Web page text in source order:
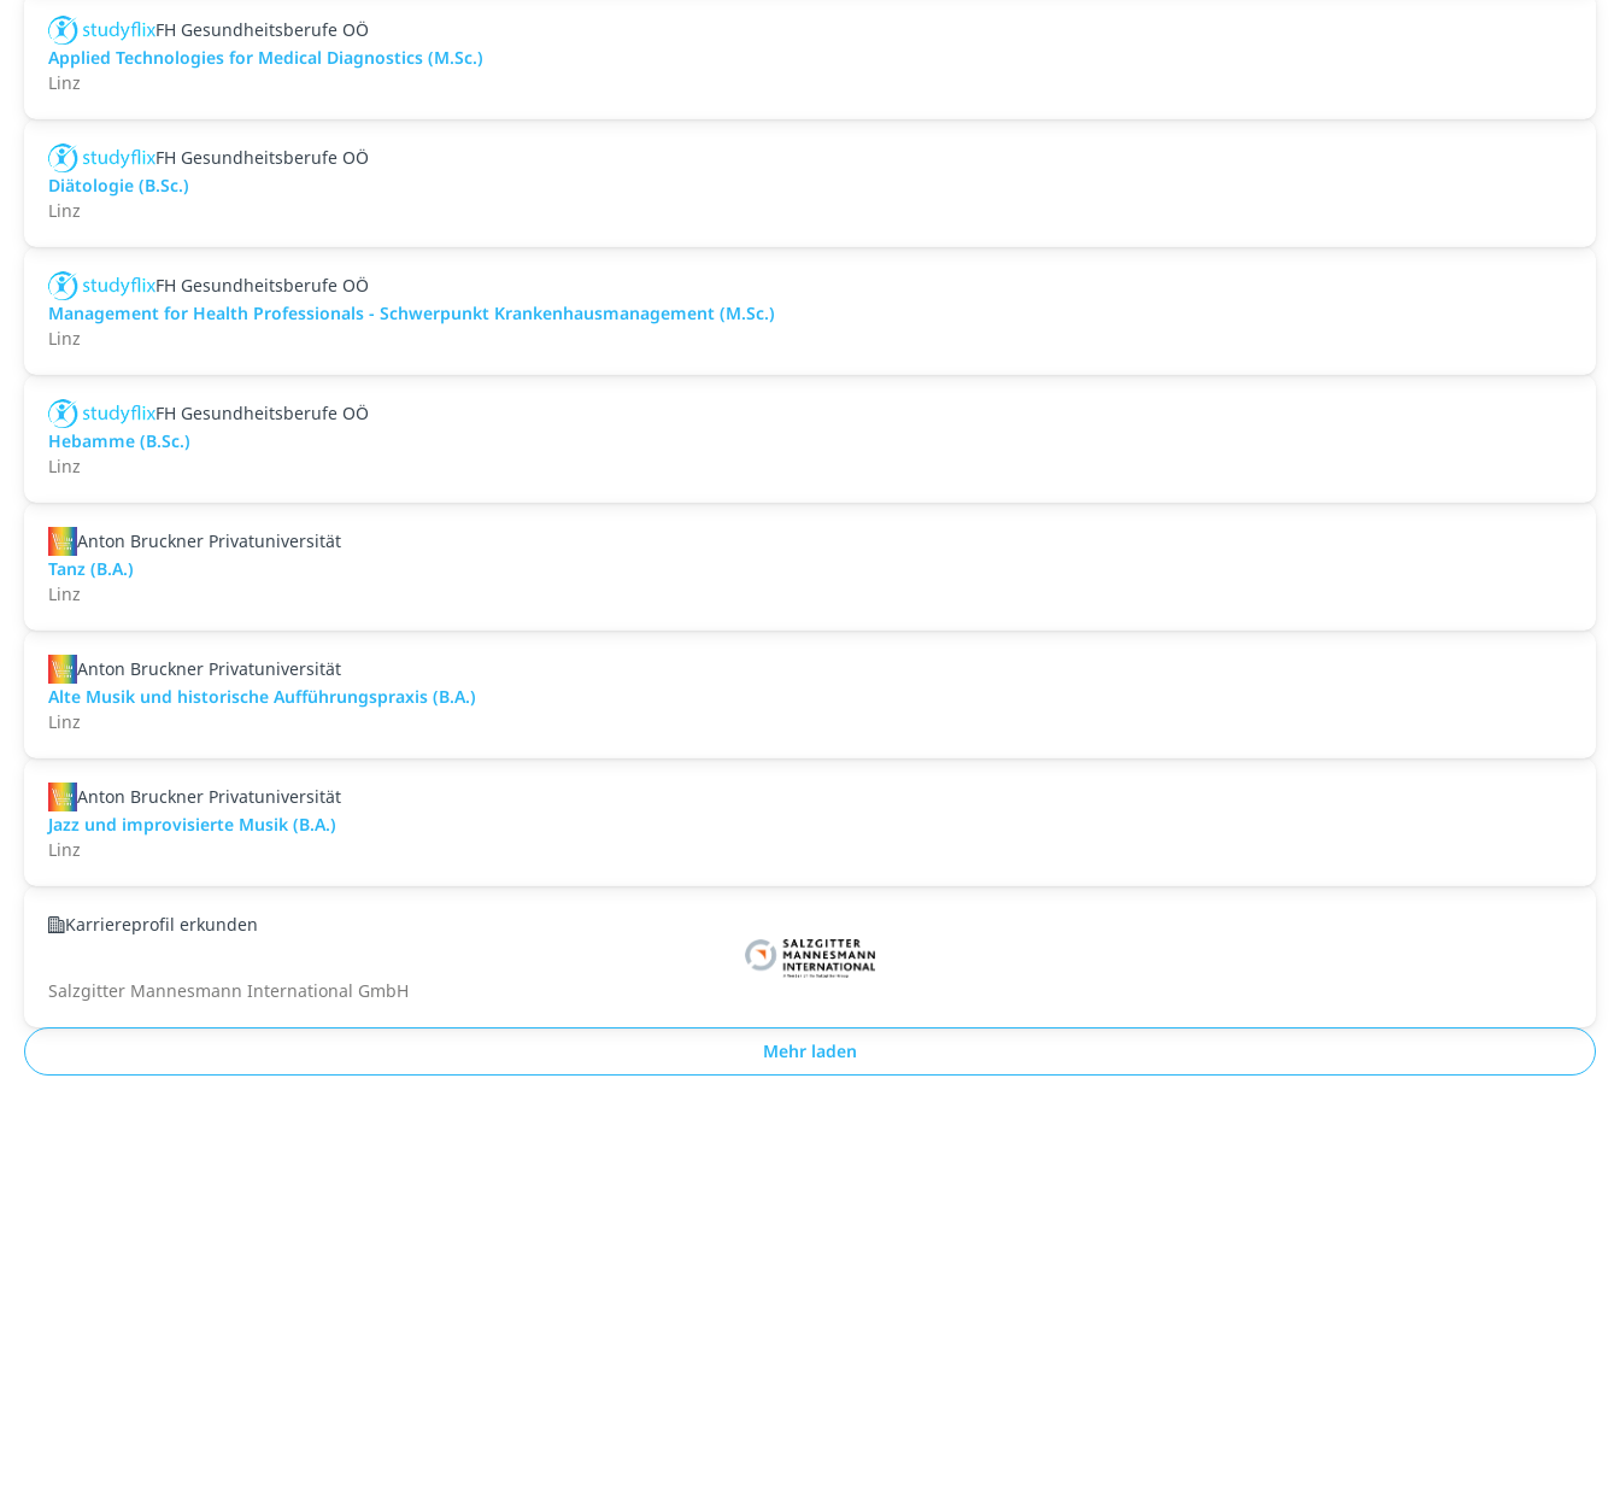
FH Gesundheitsberufe OÖ
Applied Technologies for Medical Diagnostics (M.Sc.)
Linz
FH Gesundheitsberufe OÖ
Diätologie (B.Sc.)
Linz
FH Gesundheitsberufe OÖ
Management for Health Professionals - Schwerpunkt Krankenhausmanagement (M.Sc.)
Linz
FH Gesundheitsberufe OÖ
Hebamme (B.Sc.)
Linz
Anton Bruckner Privatuniversität
Tanz (B.A.)
Linz
Anton Bruckner Privatuniversität
Alte Musik und historische Aufführungspraxis (B.A.)
Linz
Anton Bruckner Privatuniversität
Jazz und improvisierte Musik (B.A.)
Linz
Karriereprofil erkunden
Salzgitter Mannesmann International GmbH
Mehr laden